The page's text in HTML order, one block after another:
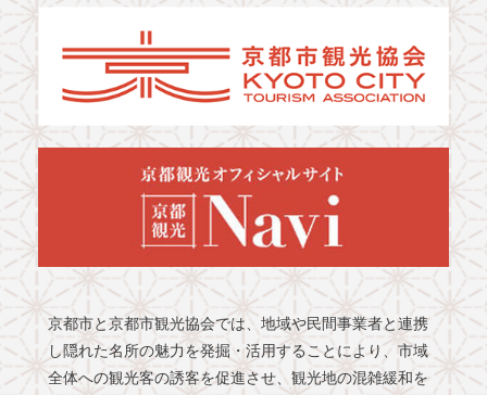
京都市と京都市観光協会では、地域や民間事業者と連携
し隠れた名所の魅力を発掘・活用することにより、市域
全体への観光客の誘客を促進させ、観光地の混雑緩和を